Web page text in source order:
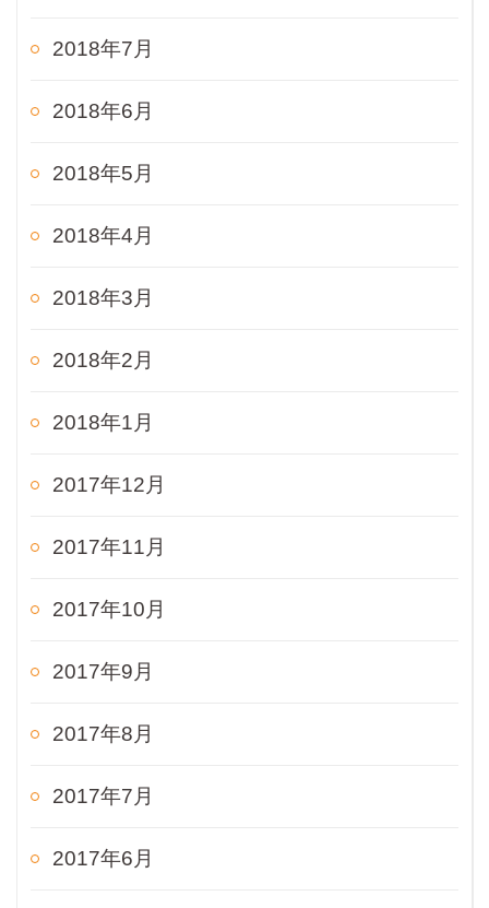
2018年7月
2018年6月
2018年5月
2018年4月
2018年3月
2018年2月
2018年1月
2017年12月
2017年11月
2017年10月
2017年9月
2017年8月
2017年7月
2017年6月